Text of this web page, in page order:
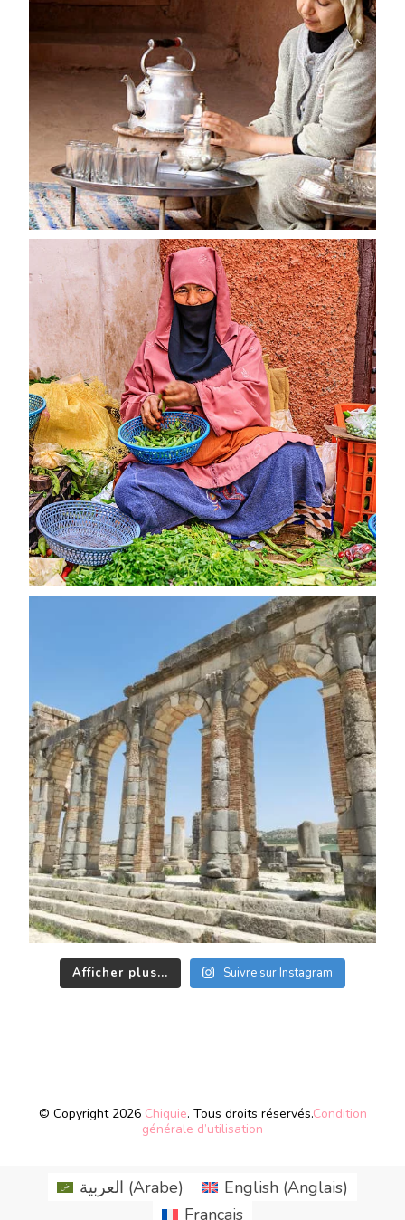
Afficher plus... Suivre sur Instagram
© Copyright 2026 Chiquie. Tous droits réservés.Condition
générale d’utilisation
العربية (Arabe) English (Anglais)
Français